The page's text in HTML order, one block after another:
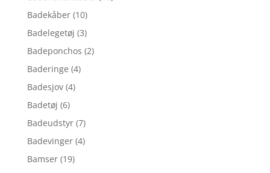
Badekåber (10)
Badelegetøj (3)
Badeponchos (2)
Baderinge (4)
Badesjov (4)
Badetøj (6)
Badeudstyr (7)
Badevinger (4)
Bamser (19)